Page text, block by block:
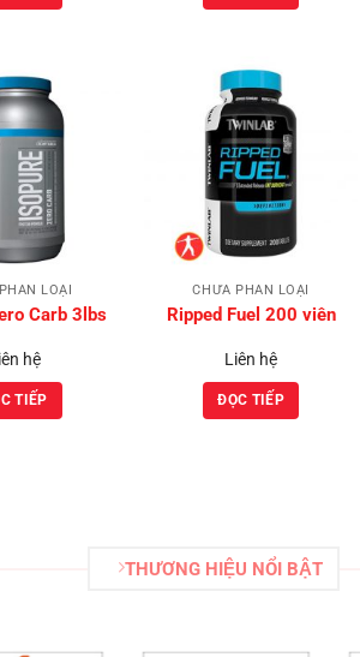
LOẠI
Carb 3lbs
hệ
TIẾP
Wishlist
CHƯA PHÂN LOẠI
Ripped Fuel 200 viên
Liên hệ
ĐỌC TIẾP
THƯƠNG HIỆU NỔI BẬT